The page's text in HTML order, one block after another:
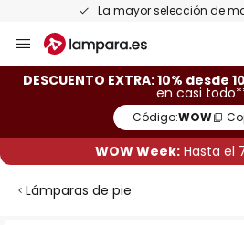
La mayor selección de
al
contenido
DESCUENTO EXTRA: 10% desde
en casi
Código:WOW
WOW Week: Hasta el
Lámparas de pie